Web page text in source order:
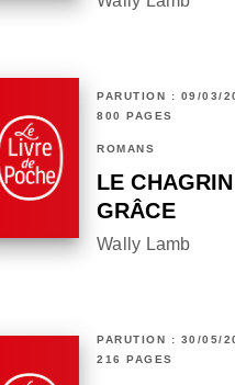
PARUTION : 09/03/
800 PAGES
ROMANS
LE
GRÂCE
Wally Lamb
PARUTION : 30/05/
216 PAGES